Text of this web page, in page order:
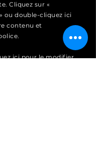
Cliquez sur «
ou double-cliquez ici
contenu et
ici pour le modifier